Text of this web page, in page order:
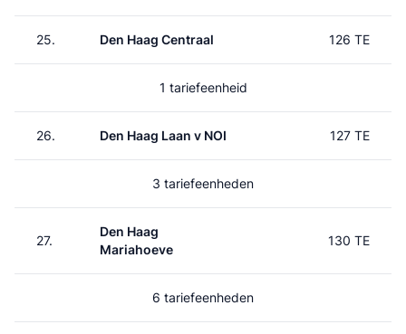
25. Den Haag Centraal 126 TE
1 tariefeenheid
26. Den Haag Laan v NOI 127 TE
3 tariefeenheden
27.
Den Haag
Mariahoeve
130 TE
6 tariefeenheden